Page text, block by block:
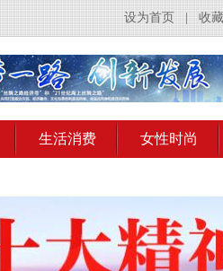
收
设为首页
生活消费 女性时尚